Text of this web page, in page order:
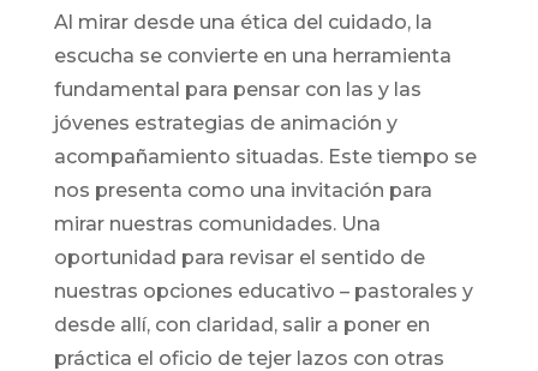
Al mirar desde una ética del cuidado, la
escucha se convierte en una herramienta
fundamental para pensar con las y las
jóvenes estrategias de animación y
acompañamiento situadas. Este tiempo se
nos presenta como una invitación para
mirar nuestras comunidades. Una
oportunidad para revisar el sentido de
nuestras opciones educativo – pastorales y
desde allí, con claridad, salir a poner en
práctica el oficio de tejer lazos con otras